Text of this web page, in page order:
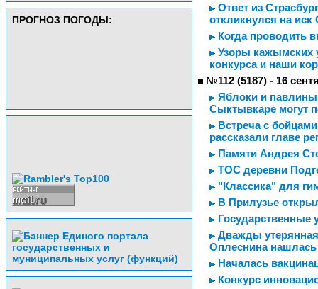
ПРОГНОЗ ПОГОДЫ:
Ответ из
откликнулся на
Когда проводить
Узоры кажымских
конкурса и наши
№112 (5187) - 16
Яблоки и павлины
Сыктывкаре могут
Встреча с
рассказали главе
Памяти Андрея
ТОС деревни
"Классика" для
В Прилузье
Государственные
Дважды
Оплеснина
Началась
Конкурс